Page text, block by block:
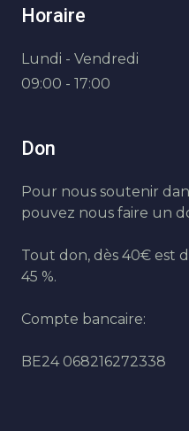
Horaire
Lundi - Vendredi
09:00 - 17:00
Don
Pour nous soutenir
pouvez nous faire un
Tout don, dès 40€ est
45 %.
Compte bancaire:
BE24 068216272338